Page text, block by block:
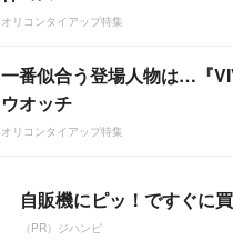
オリコンタイアップ特集
一番似合う登場人物は…『
ウオッチ
オリコンタイアップ特集
自販機にピッ！ですぐに
（PR）ジハンピ